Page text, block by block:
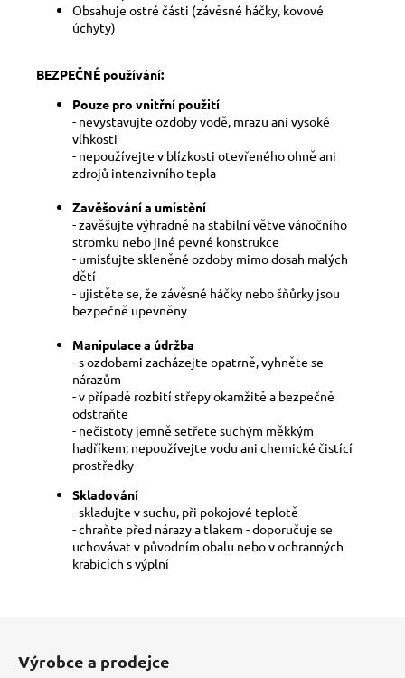
Obsahuje ostré části (závěsné háčky, kovové
úchyty)
BEZPEČNÉ používání:
Pouze pro vnitřní použití
- nevystavujte ozdoby vodě, mrazu ani vysoké
vlhkosti
- nepoužívejte v blízkosti otevřeného ohně ani
zdrojů intenzivního tepla
Zavěšování a umístění
- zavěšujte výhradně na stabilní větve vánočního
stromku nebo jiné pevné konstrukce
- umísťujte skleněné ozdoby mimo dosah malých
dětí
- ujistěte se, že závěsné háčky nebo šňůrky jsou
bezpečně upevněny
Manipulace a údržba
- s ozdobami zacházejte opatrně, vyhněte se
nárazům
- v případě rozbití střepy okamžitě a bezpečně
odstraňte
- nečistoty jemně setřete suchým měkkým
hadříkem; nepoužívejte vodu ani chemické čistící
prostředky
Skladování
- skladujte v suchu, při pokojové teplotě
- chraňte před nárazy a tlakem - doporučuje se
uchovávat v původním obalu nebo v ochranných
krabicích s výplní
Výrobce a prodejce